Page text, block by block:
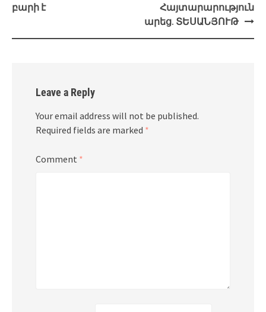
բարի է
Հայտարարություն
արեց. ՏԵՍԱՆՅՈՒԹ
Leave a Reply
Your email address will not be published.
Required fields are marked *
Comment *